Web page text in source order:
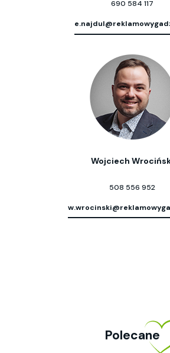
690 584 117
Wojciech
508 556 952
Polecane